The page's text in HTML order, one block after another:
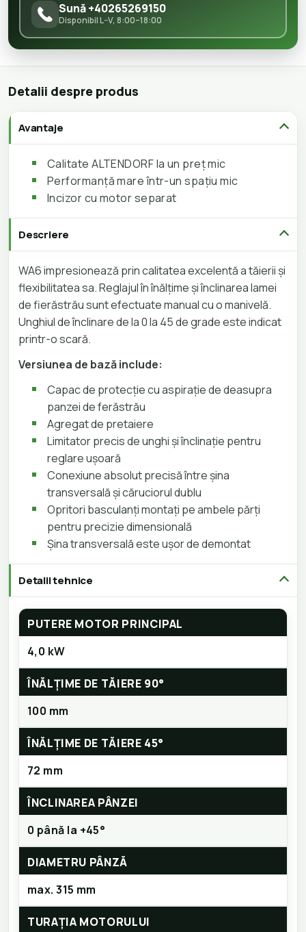
Sună +40265269150
Disponibil L–V, 8:00–18:00
Detalii despre produs
Avantaje
Calitate ALTENDORF la un preț mic
Performanță mare într-un spațiu mic
Incizor cu motor separat
Descriere
WA6 impresionează prin calitatea excelentă a tăierii și
flexibilitatea sa. Reglajul în înălțime și înclinarea lamei
de fierăstrău sunt efectuate manual cu o manivelă.
Unghiul de înclinare de la 0 la 45 de grade este indicat
printr-o scară.
Versiunea de bază include:
Capac de protecție cu aspirație de deasupra
panzei de ferăstrău
Agregat de pretaiere
Limitator precis de unghi și înclinație pentru
reglare ușoară
Conexiune absolut precisă între șina
transversală și căruciorul dublu
Opritori basculanți montați pe ambele părți
pentru precizie dimensională
Șina transversală este ușor de demontat
Detalii tehnice
PUTERE MOTOR PRINCIPAL
4,0 kW
ÎNĂLȚIME DE TĂIERE 90°
100 mm
ÎNĂLȚIME DE TĂIERE 45°
72 mm
ÎNCLINAREA PÂNZEI
0 până la +45°
DIAMETRU PÂNZĂ
max. 315 mm
TURAȚIA MOTORULUI